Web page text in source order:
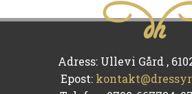
Adress: Ullevi Gård ,
Epost: